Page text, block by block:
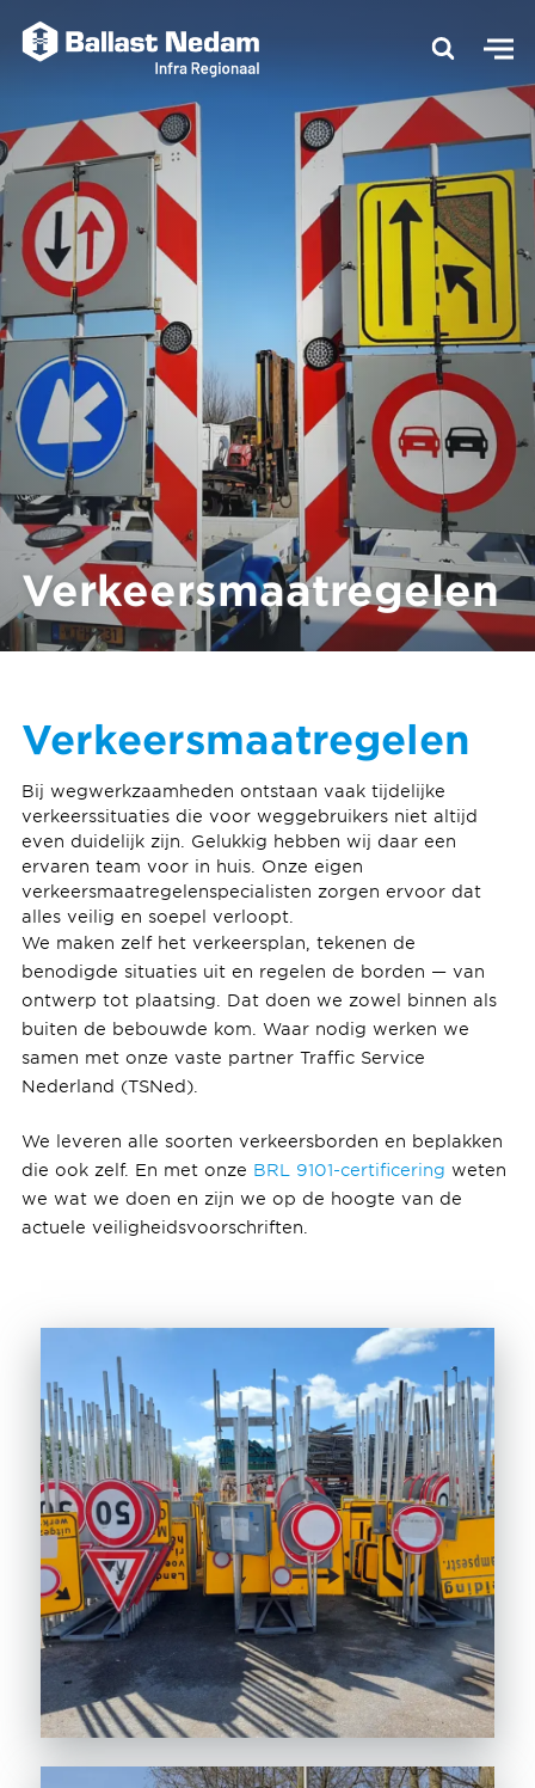
Verkeersmaatregelen
Verkeersmaatregelen
Bij wegwerkzaamheden ontstaan vaak tijdelijke
verkeerssituaties die voor weggebruikers niet altijd
even duidelijk zijn. Gelukkig hebben wij daar een
ervaren team voor in huis. Onze eigen
verkeersmaatregelenspecialisten zorgen ervoor dat
alles veilig en soepel verloopt.
We maken zelf het verkeersplan, tekenen de
benodigde situaties uit en regelen de borden — van
ontwerp tot plaatsing. Dat doen we zowel binnen als
buiten de bebouwde kom. Waar nodig werken we
samen met onze vaste partner Traffic Service
Nederland (TSNed).
We leveren alle soorten verkeersborden en beplakken
die ook zelf. En met onze BRL 9101-certificering weten
we wat we doen en zijn we op de hoogte van de
actuele veiligheidsvoorschriften.